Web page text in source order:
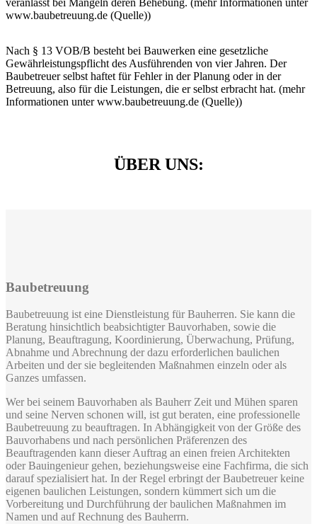
www.baubetreuung.de (Quelle))
Nach § 13 VOB/B besteht bei Bauwerken eine gesetzliche
Gewährleistungspflicht des Ausführenden von vier Jahren. Der
Baubetreuer selbst haftet für Fehler in der Planung oder in der
Betreuung, also für die Leistungen, die er selbst erbracht hat. (mehr
Informationen unter www.baubetreuung.de (Quelle))
ÜBER UNS:
Baubetreuung
Baubetreuung ist eine Dienstleistung für Bauherren. Sie kann die
Beratung hinsichtlich beabsichtigter Bauvorhaben, sowie die
Planung, Beauftragung, Koordinierung, Überwachung, Prüfung,
Abnahme und Abrechnung der dazu erforderlichen baulichen
Arbeiten und der sie begleitenden Maßnahmen einzeln oder als
Ganzes umfassen.
Wer bei seinem Bauvorhaben als Bauherr Zeit und Mühen sparen
und seine Nerven schonen will, ist gut beraten, eine professionelle
Baubetreuung zu beauftragen. In Abhängigkeit von der Größe des
Bauvorhabens und nach persönlichen Präferenzen des
Beauftragenden kann dieser Auftrag an einen freien Architekten
oder Bauingenieur gehen, beziehungsweise eine Fachfirma, die sich
darauf spezialisiert hat. In der Regel erbringt der Baubetreuer keine
eigenen baulichen Leistungen, sondern kümmert sich um die
Vorbereitung und Durchführung der baulichen Maßnahmen im
Namen und auf Rechnung des Bauherrn.